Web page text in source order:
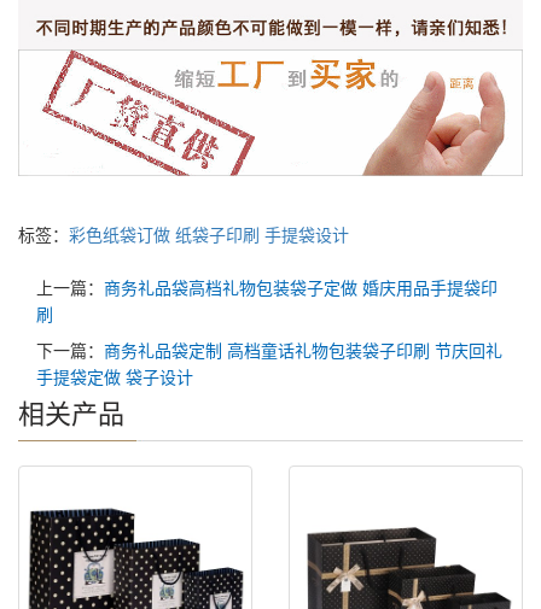
标签： 彩色纸袋订做 纸袋子印刷 手提袋设计
上一篇： 商务礼品袋高档礼物包装袋子定做 婚庆用品手提袋印
刷
下一篇： 商务礼品袋定制 高档童话礼物包装袋子印刷 节庆回礼
手提袋定做 袋子设计
相关产品